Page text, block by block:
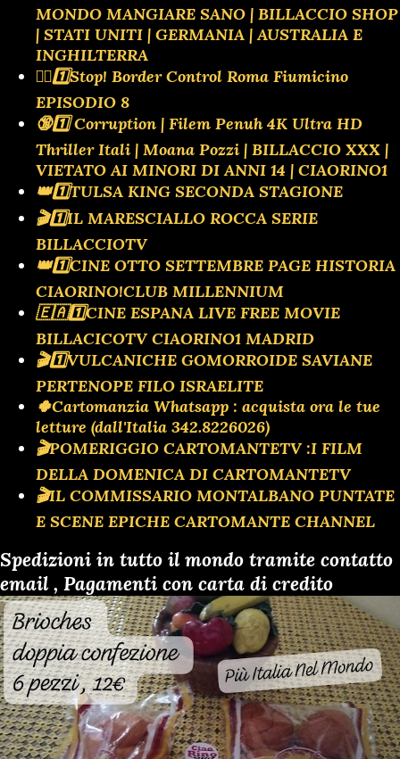
MONDO MANGIARE SANO | BILLACCIO SHOP
| STATI UNITI | GERMANIA | AUSTRALIA E
INGHILTERRA
👮‍♂️1️⃣Stop! Border Control Roma Fiumicino
EPISODIO 8
🔞1️⃣ Corruption | Filem Penuh 4K Ultra HD
Thriller Itali | Moana Pozzi | BILLACCIO XXX |
VIETATO AI MINORI DI ANNI 14 | CIAORINO1
👑1️⃣TULSA KING SECONDA STAGIONE
🎬1️⃣IL MARESCIALLO ROCCA SERIE
BILLACCIOTV
👑1️⃣CINE OTTO SETTEMBRE PAGE HISTORIA
CIAORINO!CLUB MILLENNIUM
🇪🇦1️⃣CINE ESPANA LIVE FREE MOVIE
BILLACICOTV CIAORINO1 MADRID
🎬1️⃣VULCANICHE GOMORROIDE SAVIANE
PERTENOPE FILO ISRAELITE
🍀Cartomanzia Whatsapp : acquista ora le tue
letture (dall'Italia 342.8226026)
🎬POMERIGGIO CARTOMANTETV :I FILM
DELLA DOMENICA DI CARTOMANTETV
🎬IL COMMISSARIO MONTALBANO PUNTATE
E SCENE EPICHE CARTOMANTE CHANNEL
Spedizioni in tutto il mondo tramite contatto
email , Pagamenti con carta di credito